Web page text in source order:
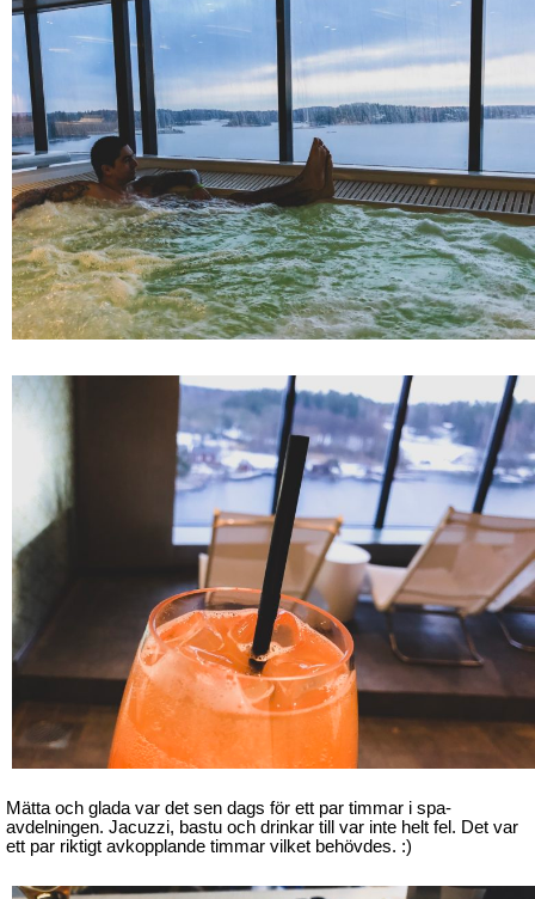
Mätta och glada var det sen dags för ett par timmar i spa-
avdelningen. Jacuzzi, bastu och drinkar till var inte helt fel. Det var
ett par riktigt avkopplande timmar vilket behövdes. :)